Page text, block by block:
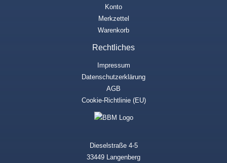
Konto
Merkzettel
Warenkorb
Rechtliches
Impressum
Datenschutzerklärung
AGB
Cookie-Richtlinie (EU)
Dieselstraße 4-5
33449 Langenberg